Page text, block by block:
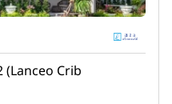
(Lanceo Crib